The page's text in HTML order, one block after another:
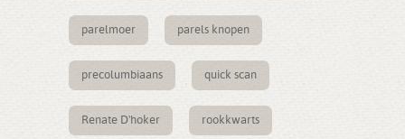
parelmoer parels knopen
precolumbiaans quick scan
Renate D'hoker rookkwarts